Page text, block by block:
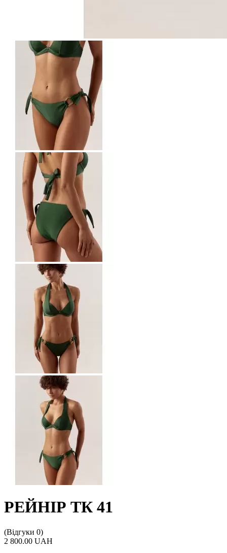
РЕЙНІР ТК 41
(Відгуки 0)
2 800.00 UAH